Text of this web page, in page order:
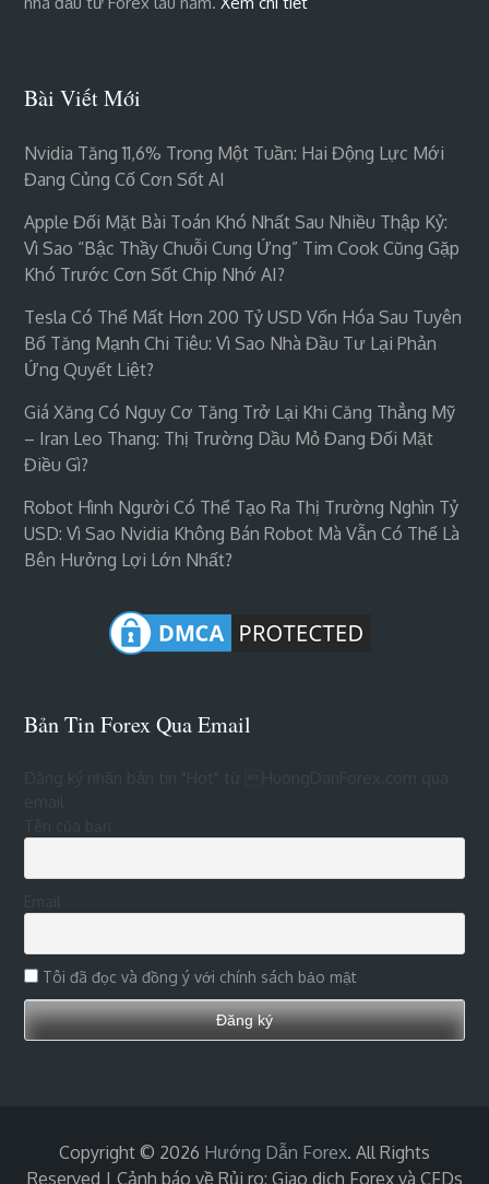
Bài Viết Mới
Nvidia Tăng 11,6% Trong Một Tuần: Hai Động Lực Mới
Đang Củng Cố Cơn Sốt AI
Apple Đối Mặt Bài Toán Khó Nhất Sau Nhiều Thập Kỷ:
Vì Sao “bậc Thầy Chuỗi Cung Ứng” Tim Cook Cũng Gặp
Khó Trước Cơn Sốt Chip Nhớ AI?
Tesla Có Thể Mất Hơn 200 Tỷ USD Vốn Hóa Sau Tuyên
Bố Tăng Mạnh Chi Tiêu: Vì Sao Nhà Đầu Tư Lại Phản
Ứng Quyết Liệt?
Giá Xăng Có Nguy Cơ Tăng Trở Lại Khi Căng Thẳng Mỹ
– Iran Leo Thang: Thị Trường Dầu Mỏ Đang Đối Mặt
Điều Gì?
Robot Hình Người Có Thể Tạo Ra Thị Trường Nghìn Tỷ
USD: Vì Sao Nvidia Không Bán Robot Mà Vẫn Có Thể Là
Bên Hưởng Lợi Lớn Nhất?
Bản Tin Forex Qua Email
Đăng ký nhận bản tin "Hot" từ HuongDanForex.com qua
Tên của bạn
Tôi đã đọc và đồng ý với chính sách bảo mật
Copyright © 2026 Hướng Dẫn Forex. All Rights
Reserved | Cảnh báo về Rủi ro: Giao dịch Forex và CFDs